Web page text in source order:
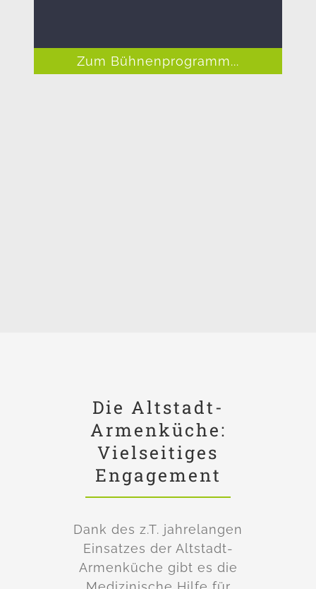
Zum Bühnenprogramm...
Die Altstadt-
Armenküche:
Vielseitiges
Engagement
Dank des z.T. jahrelangen
Einsatzes der Altstadt-
Armenküche gibt es die